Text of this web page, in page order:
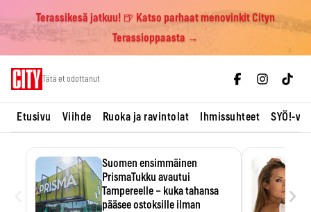
Terassikesä jatkuu! 🍺 Katso parhaat menovinkit Cityn
Terassioppaasta →
Tätä et odottanut
Etusivu Viihde Ruoka ja ravintolat Ihmissuhteet SYÖ!-
Suomen ensimmäinen
PrismaTukku avautui
Tampereelle – kuka tahansa
pääsee ostoksille ilman
›